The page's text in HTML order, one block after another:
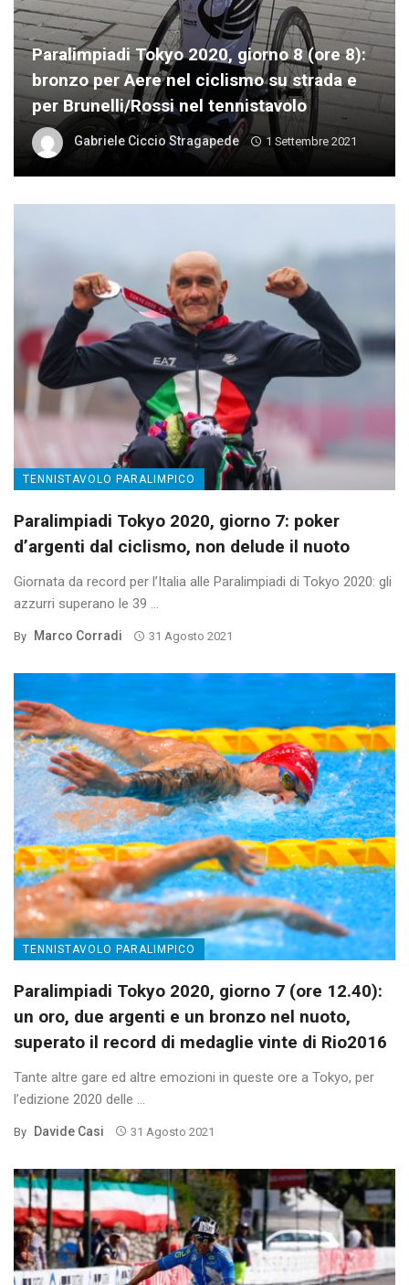
Paralimpiadi Tokyo 2020, giorno 8 (ore 8):
bronzo per Aere nel ciclismo su strada e
per Brunelli/Rossi nel tennistavolo
Gabriele Ciccio Stragapede 1 Settembre 2021
TENNISTAVOLO PARALIMPICO
Paralimpiadi Tokyo 2020, giorno 7: poker
d’argenti dal ciclismo, non delude il nuoto
Giornata da record per l’Italia alle Paralimpiadi di Tokyo 2020: gli
azzurri superano le 39 ...
By Marco Corradi 31 Agosto 2021
TENNISTAVOLO PARALIMPICO
Paralimpiadi Tokyo 2020, giorno 7 (ore 12.40):
un oro, due argenti e un bronzo nel nuoto,
superato il record di medaglie vinte di Rio2016
Tante altre gare ed altre emozioni in queste ore a Tokyo, per
l’edizione 2020 delle ...
By Davide Casi 31 Agosto 2021